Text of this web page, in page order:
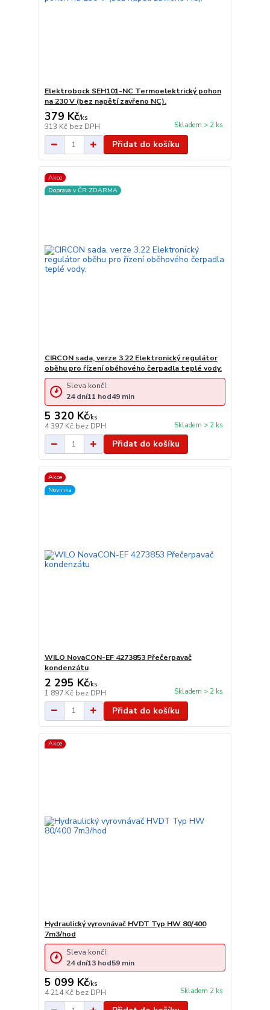
Elektrobock SEH101-NC Termoelektrický pohon
na 230 V (bez napětí zavřeno NC).
379 Kč/ks
313 Kč bez DPH Skladem > 2 ks
Přidat do košíku
Akce
Doprava v ČR ZDARMA
CIRCON sada, verze 3.22 Elektronický regulátor
oběhu pro řízení oběhového čerpadla teplé vody.
5 320 Kč/ks
4 397 Kč bez DPH Skladem > 2 ks
Sleva končí:
24 dní11 hod48 min
Přidat do košíku
Akce
Novinka
WILO NovaCON-EF 4273853 Přečerpavač
kondenzátu
2 295 Kč/ks
1 897 Kč bez DPH Skladem > 2 ks
Přidat do košíku
Akce
Hydraulický vyrovnávač HVDT Typ HW 80/400
7m3/hod
5 099 Kč/ks
4 214 Kč bez DPH Skladem 2 ks
Sleva končí:
24 dní13 hod59 min